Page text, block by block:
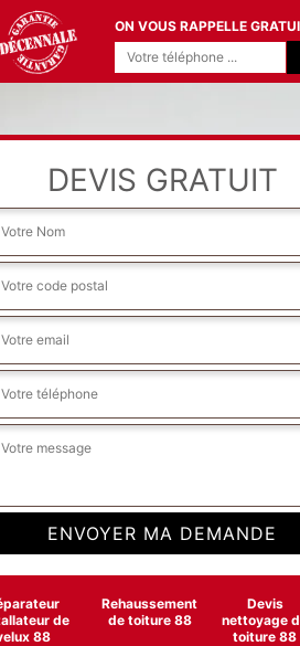
ON VOUS RAPPELLE
DEVIS GRATUIT
de
88
Rehaussement
de toiture 88
Devis
nettoyage
toiture 88